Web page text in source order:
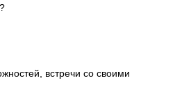
встречи со своими